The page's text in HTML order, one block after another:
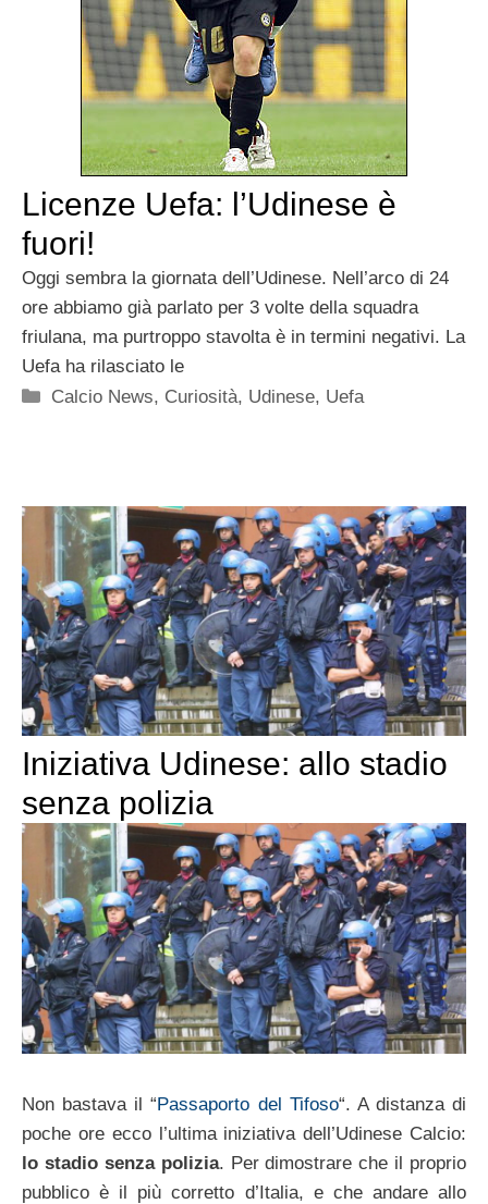
Licenze Uefa: l’Udinese è
fuori!
Oggi sembra la giornata dell’Udinese. Nell’arco di 24
ore abbiamo già parlato per 3 volte della squadra
friulana, ma purtroppo stavolta è in termini negativi. La
Uefa ha rilasciato le
Categorie
Calcio News, Curiosità, Udinese, Uefa
Iniziativa Udinese: allo stadio
senza polizia
Non bastava il “Passaporto del Tifoso“. A distanza di
poche ore ecco l’ultima iniziativa dell’Udinese Calcio:
lo stadio senza polizia. Per dimostrare che il proprio
pubblico è il più corretto d’Italia, e che andare allo